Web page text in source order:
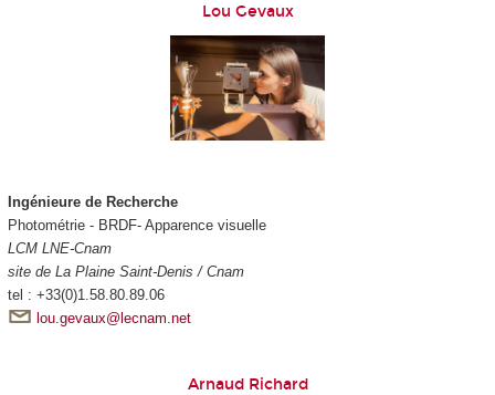
Lou Gevaux
Ingénieure de Recherche
Photométrie - BRDF- Apparence visuelle
LCM LNE-Cnam
site de La Plaine Saint-Denis / Cnam
tel : +33(0)1.58.80.89.06
lou.gevaux@lecnam.net
Arnaud Richard